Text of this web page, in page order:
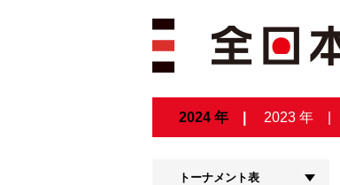
2024 年 2023 年
トーナメント表